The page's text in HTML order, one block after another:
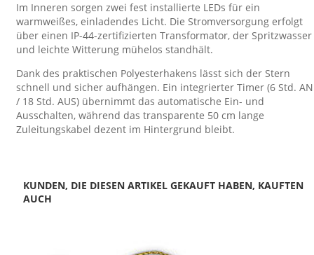
Im Inneren sorgen zwei fest installierte LEDs für ein
warmweißes, einladendes Licht. Die Stromversorgung erfolgt
über einen IP-44-zertifizierten Transformator, der Spritzwasser
und leichte Witterung mühelos standhält.
Dank des praktischen Polyesterhakens lässt sich der Stern
schnell und sicher aufhängen. Ein integrierter Timer (6 Std. AN
/ 18 Std. AUS) übernimmt das automatische Ein- und
Ausschalten, während das transparente 50 cm lange
Zuleitungskabel dezent im Hintergrund bleibt.
KUNDEN, DIE DIESEN ARTIKEL GEKAUFT HABEN, KAUFTEN
AUCH